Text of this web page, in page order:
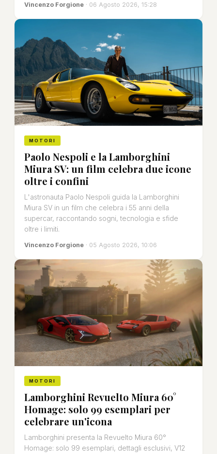
Vincenzo Forgione · 06 Agosto 2026, 15:28
MOTORI
Paolo Nespoli e la Lamborghini
Miura SV: un film celebra due icone
oltre i confini
L'astronauta Paolo Nespoli guida la Lamborghini
Miura SV in un film che celebra i 55 anni della
supercar, raccontando sogni, tecnologia e sfide
oltre i limiti.
Vincenzo Forgione · 05 Agosto 2026, 10:06
MOTORI
Lamborghini Revuelto Miura 60°
Homage: solo 99 esemplari per
celebrare un'icona
Lamborghini presenta la Revuelto Miura 60°
Homage: solo 99 esemplari, dettagli esclusivi, V12